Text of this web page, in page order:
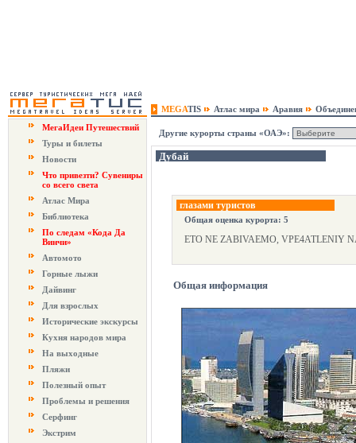
MEGATIS Атлас мира Аравия
МегаИдеи Путешествий
Туры и билеты
Новости
Что привезти? Сувениры
со всего света
Атлас Мира
Библиотека
По следам «Кода Да
Винчи»
Автомото
Горные лыжи
Дайвинг
Для взрослых
Исторические экскурсы
Кухня народов мира
На выходные
Пляжи
Полезный опыт
Проблемы и решения
Серфинг
Экстрим
Другие курорты страны «ОАЭ»:
Дубай
глазами туристов
Общая оценка курорта: 5
ETO NE ZABIVAEMO, VPE4ATLENIY
Общая информация